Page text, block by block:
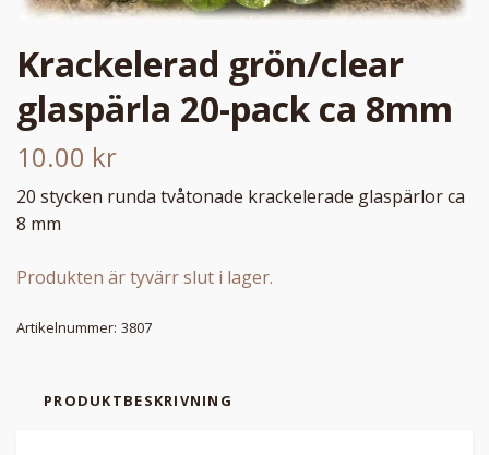
Krackelerad grön/clear
glaspärla 20-pack ca 8mm
10.00 kr
20 stycken runda tvåtonade krackelerade glaspärlor ca
8 mm
Produkten är tyvärr slut i lager.
Artikelnummer: 3807
PRODUKTBESKRIVNING